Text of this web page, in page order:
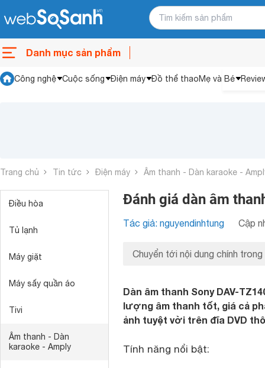
Danh mục sản phẩm
Công nghệ Cuộc sống Điện máy Đồ thể thaoMẹ và Bé
Trang chủ Tin tức Điện máy Âm thanh - Dàn karaoke -
Điều hòa
Tủ lạnh
Máy giặt
Máy sấy quần áo
Tivi
Âm thanh - Dàn
karaoke - Amply
Đánh giá dàn âm
Tác giả: nguyendinhtung Cập
Chuyển tới nội dung chính trong
Dàn âm thanh Sony DAV-
lượng âm thanh tốt, giá cả
ảnh tuyệt vời trên đĩa DVD
Tính năng nổi bật: